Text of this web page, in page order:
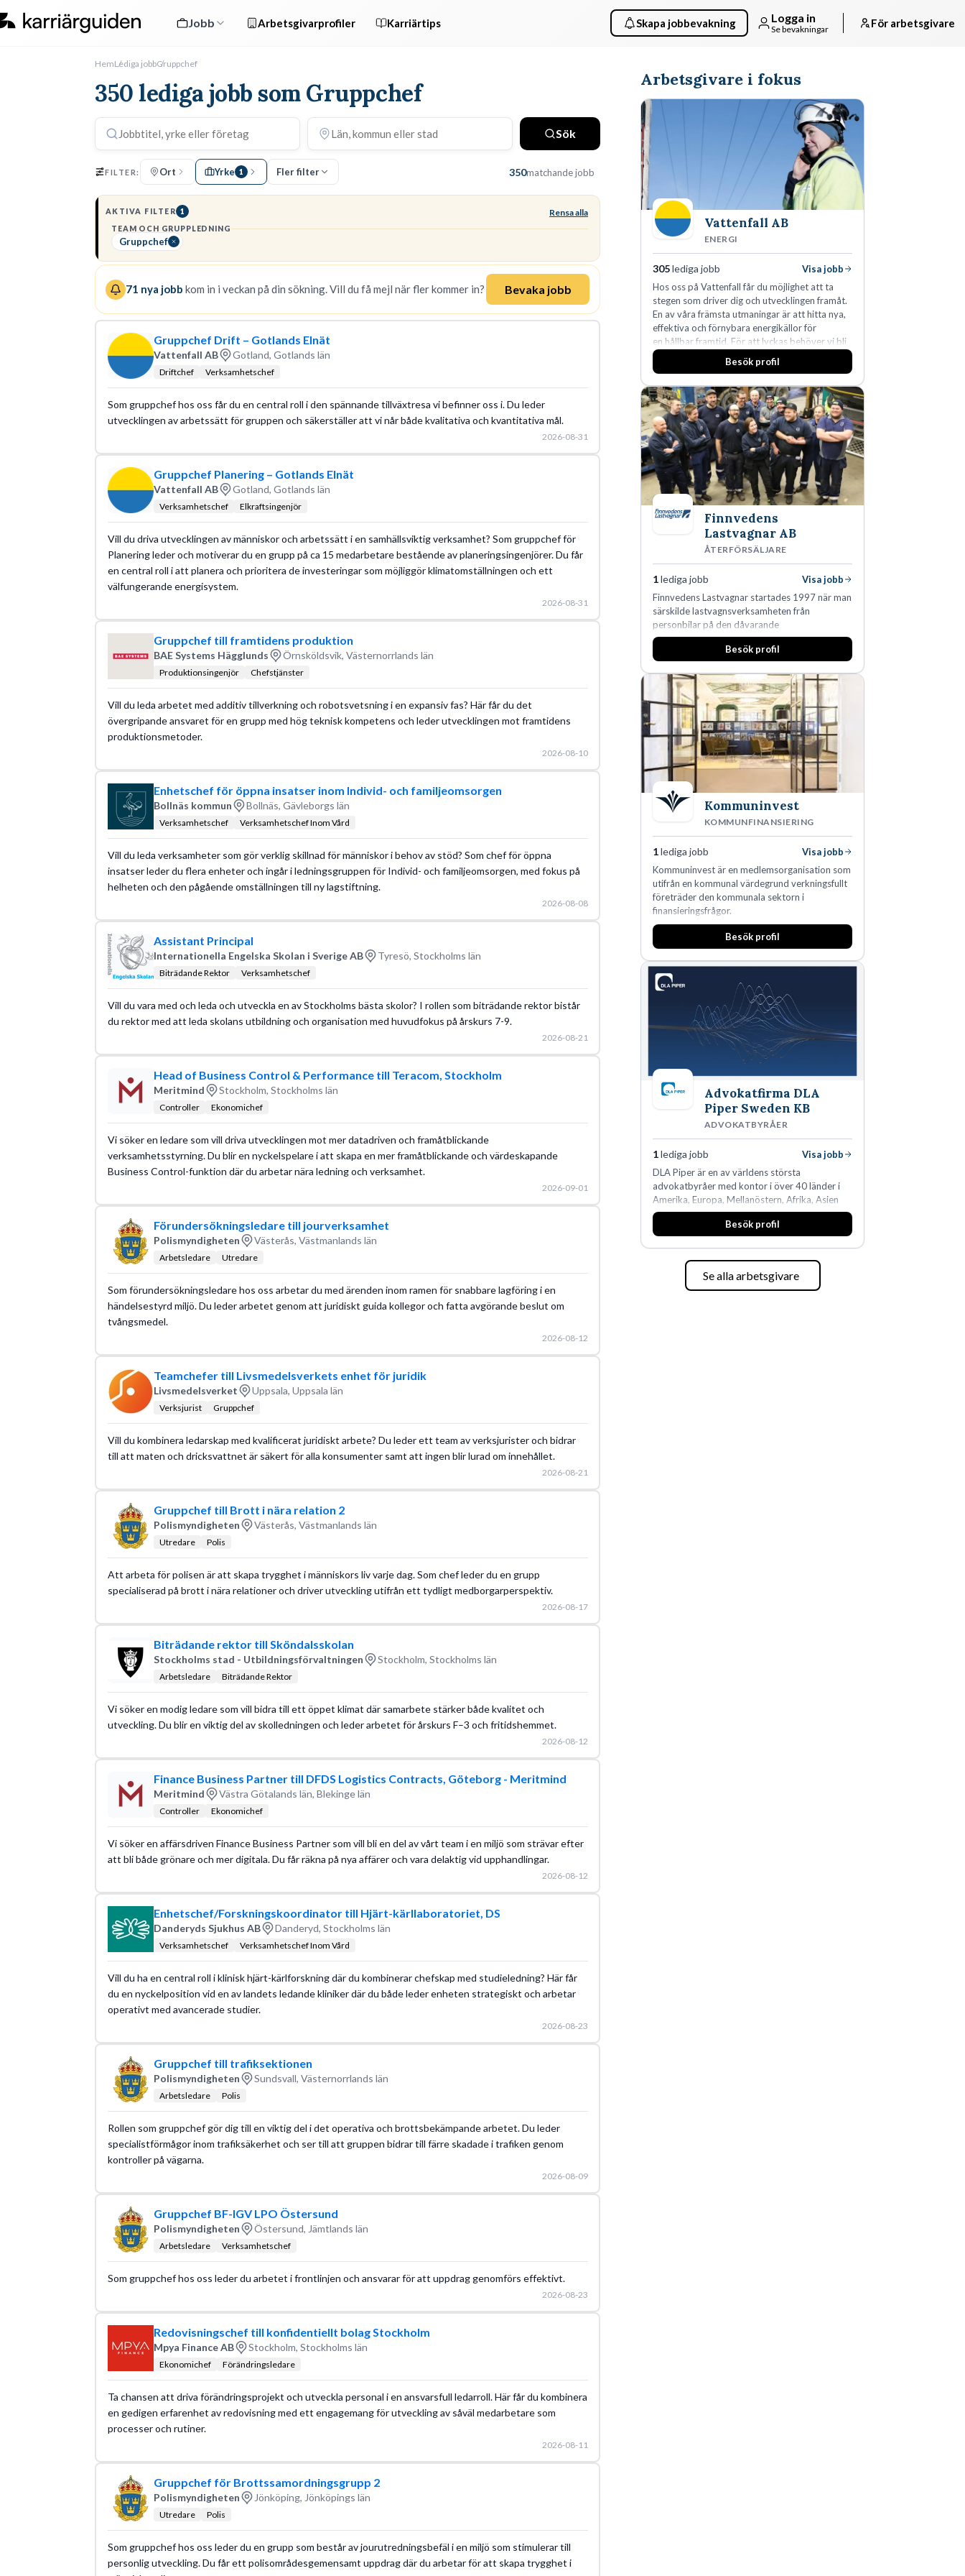
Jobb Arbetsgivarprofiler Karriärtips Skapa jobbevakning Logga in
Se bevakningar För arbetsgivare
HemLediga jobbGruppchef
350 lediga jobb som Gruppchef
Sök
FILTER: Ort Yrke 1 Fler filter 350matchande jobb
AKTIVA FILTER 1 Rensa alla
TEAM OCH GRUPPLEDNING
Gruppchef
71 nya jobb kom in i veckan på din sökning. Vill du få mejl när fler kommer in? Bevaka jobb
Gruppchef Drift – Gotlands Elnät
Vattenfall AB Gotland, Gotlands län
Driftchef Verksamhetschef
Som gruppchef hos oss får du en central roll i den spännande tillväxtresa vi befinner oss i. Du leder
utvecklingen av arbetssätt för gruppen och säkerställer att vi når både kvalitativa och kvantitativa mål.
2026-08-31
Gruppchef Planering – Gotlands Elnät
Vattenfall AB Gotland, Gotlands län
Verksamhetschef Elkraftsingenjör
Vill du driva utvecklingen av människor och arbetssätt i en samhällsviktig verksamhet? Som gruppchef för
Planering leder och motiverar du en grupp på ca 15 medarbetare bestående av planeringsingenjörer. Du får
en central roll i att planera och prioritera de investeringar som möjliggör klimatomställningen och ett
välfungerande energisystem.
2026-08-31
Gruppchef till framtidens produktion
BAE Systems Hägglunds Örnsköldsvik, Västernorrlands län
Produktionsingenjör Chefstjänster
Vill du leda arbetet med additiv tillverkning och robotsvetsning i en expansiv fas? Här får du det
övergripande ansvaret för en grupp med hög teknisk kompetens och leder utvecklingen mot framtidens
produktionsmetoder.
2026-08-10
Enhetschef för öppna insatser inom Individ- och familjeomsorgen
Bollnäs kommun Bollnäs, Gävleborgs län
Verksamhetschef Verksamhetschef Inom Vård
Vill du leda verksamheter som gör verklig skillnad för människor i behov av stöd? Som chef för öppna
insatser leder du flera enheter och ingår i ledningsgruppen för Individ- och familjeomsorgen, med fokus på
helheten och den pågående omställningen till ny lagstiftning.
2026-08-08
Assistant Principal
Internationella Engelska Skolan i Sverige AB Tyresö, Stockholms län
Biträdande Rektor Verksamhetschef
Vill du vara med och leda och utveckla en av Stockholms bästa skolor? I rollen som biträdande rektor bistår
du rektor med att leda skolans utbildning och organisation med huvudfokus på årskurs 7-9.
2026-08-21
Head of Business Control & Performance till Teracom, Stockholm
Meritmind Stockholm, Stockholms län
Controller Ekonomichef
Vi söker en ledare som vill driva utvecklingen mot mer datadriven och framåtblickande
verksamhetsstyrning. Du blir en nyckelspelare i att skapa en mer framåtblickande och värdeskapande
Business Control-funktion där du arbetar nära ledning och verksamhet.
2026-09-01
Förundersökningsledare till jourverksamhet
Polismyndigheten Västerås, Västmanlands län
Arbetsledare Utredare
Som förundersökningsledare hos oss arbetar du med ärenden inom ramen för snabbare lagföring i en
händelsestyrd miljö. Du leder arbetet genom att juridiskt guida kollegor och fatta avgörande beslut om
tvångsmedel.
2026-08-12
Teamchefer till Livsmedelsverkets enhet för juridik
Livsmedelsverket Uppsala, Uppsala län
Verksjurist Gruppchef
Vill du kombinera ledarskap med kvalificerat juridiskt arbete? Du leder ett team av verksjurister och bidrar
till att maten och dricksvattnet är säkert för alla konsumenter samt att ingen blir lurad om innehållet.
2026-08-21
Gruppchef till Brott i nära relation 2
Polismyndigheten Västerås, Västmanlands län
Utredare Polis
Att arbeta för polisen är att skapa trygghet i människors liv varje dag. Som chef leder du en grupp
specialiserad på brott i nära relationer och driver utveckling utifrån ett tydligt medborgarperspektiv.
2026-08-17
Biträdande rektor till Sköndalsskolan
Stockholms stad - Utbildningsförvaltningen Stockholm, Stockholms län
Arbetsledare Biträdande Rektor
Vi söker en modig ledare som vill bidra till ett öppet klimat där samarbete stärker både kvalitet och
utveckling. Du blir en viktig del av skolledningen och leder arbetet för årskurs F–3 och fritidshemmet.
2026-08-12
Finance Business Partner till DFDS Logistics Contracts, Göteborg - Meritmind
Meritmind Västra Götalands län, Blekinge län
Controller Ekonomichef
Vi söker en affärsdriven Finance Business Partner som vill bli en del av vårt team i en miljö som strävar efter
att bli både grönare och mer digitala. Du får räkna på nya affärer och vara delaktig vid upphandlingar.
2026-08-12
Enhetschef/Forskningskoordinator till Hjärt-kärllaboratoriet, DS
Danderyds Sjukhus AB Danderyd, Stockholms län
Verksamhetschef Verksamhetschef Inom Vård
Vill du ha en central roll i klinisk hjärt-kärlforskning där du kombinerar chefskap med studieledning? Här får
du en nyckelposition vid en av landets ledande kliniker där du både leder enheten strategiskt och arbetar
operativt med avancerade studier.
2026-08-23
Gruppchef till trafiksektionen
Polismyndigheten Sundsvall, Västernorrlands län
Arbetsledare Polis
Rollen som gruppchef gör dig till en viktig del i det operativa och brottsbekämpande arbetet. Du leder
specialistförmågor inom trafiksäkerhet och ser till att gruppen bidrar till färre skadade i trafiken genom
kontroller på vägarna.
2026-08-09
Gruppchef BF-IGV LPO Östersund
Polismyndigheten Östersund, Jämtlands län
Arbetsledare Verksamhetschef
Som gruppchef hos oss leder du arbetet i frontlinjen och ansvarar för att uppdrag genomförs effektivt.
2026-08-23
Redovisningschef till konfidentiellt bolag Stockholm
Mpya Finance AB Stockholm, Stockholms län
Ekonomichef Förändringsledare
Ta chansen att driva förändringsprojekt och utveckla personal i en ansvarsfull ledarroll. Här får du kombinera
en gedigen erfarenhet av redovisning med ett engagemang för utveckling av såväl medarbetare som
processer och rutiner.
2026-08-11
Gruppchef för Brottssamordningsgrupp 2
Polismyndigheten Jönköping, Jönköpings län
Utredare Polis
Som gruppchef hos oss leder du en grupp som består av jourutredningsbefäl i en miljö som stimulerar till
personlig utveckling. Du får ett polisområdesgemensamt uppdrag där du arbetar för att skapa trygghet i
Arbetsgivare i fokus
Vattenfall AB
ENERGI
305lediga jobb
Visa jobb
Hos oss på Vattenfall får du möjlighet att ta
stegen som driver dig och utvecklingen framåt.
En av våra främsta utmaningar är att hitta nya,
effektiva och förnybara energikällor för
en hållbar framtid. För att lyckas behöver vi bli
fler medarbetare som vill göra skillnad.
Besök profil
Finnvedens
Lastvagnar AB
ÅTERFÖRSÄLJARE
1lediga jobb
Visa jobb
Finnvedens Lastvagnar startades 1997 när man
särskilde lastvagnsverksamheten från
personbilar på den dåvarande
huvudanläggningen i Värnamo. Sedan dess har
man expanderat kraftigt genom ett antal
den största privata återförsäljaren av Volvo
Lastvagnar och finns representerade på 20
orter i södra Sverige.
Besök profil
Kommuninvest
KOMMUNFINANSIERING
1lediga jobb
Visa jobb
Kommuninvest är en medlemsorganisation som
utifrån en kommunal värdegrund verkningsfullt
företräder den kommunala sektorn i
finansieringsfrågor.
Besök profil
Advokatfirma DLA
Piper Sweden KB
ADVOKATBYRÅER
1lediga jobb
Visa jobb
DLA Piper är en av världens största
advokatbyråer med kontor i över 40 länder i
Amerika, Europa, Mellanöstern, Afrika, Asien
och Oceanien. Vi är specialister inom
affärsjuridikens alla områden och vi har några
Köpenhamn, Århus, Oslo och Helsingfors kan vi
på DLA Piper erbjuda våra klienter en unik,
Besök profil
Se alla arbetsgivare